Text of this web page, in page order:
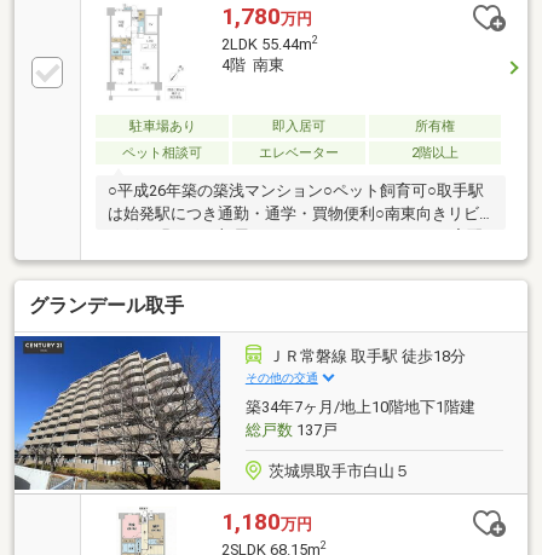
1,780万円
2LDK 55.44m2
4階 南東
駐車場あり 即入居可
所有権
ペット相談可
エレベーター 2階以上
○平成26年築の築浅マンション○ペット飼育可○取手駅
は始発駅につき通勤・通学・買物便利○南東向きリビ
ボックス○都市ガス
グランデール取手
ＪＲ常磐線 取手駅 徒歩18分
その他の交通
築34年7ヶ月/地上10階地下1階建
総戸数137戸
茨城県取手市白山５
1,180万円
2SLDK 68.15m2